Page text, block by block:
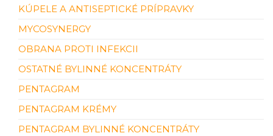
KÚPELE A ANTISEPTICKÉ PRÍPRAVKY
MYCOSYNERGY
OBRANA PROTI INFEKCII
OSTATNÉ BYLINNÉ KONCENTRÁTY
PENTAGRAM
PENTAGRAM KRÉMY
PENTAGRAM BYLINNÉ KONCENTRÁTY